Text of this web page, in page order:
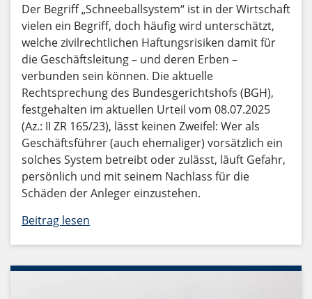
Der Begriff „Schneeballsystem“ ist in der Wirtschaft
vielen ein Begriff, doch häufig wird unterschätzt,
welche zivilrechtlichen Haftungsrisiken damit für
die Geschäftsleitung – und deren Erben –
verbunden sein können. Die aktuelle
Rechtsprechung des Bundesgerichtshofs (BGH),
festgehalten im aktuellen Urteil vom 08.07.2025
(Az.: II ZR 165/23), lässt keinen Zweifel: Wer als
Geschäftsführer (auch ehemaliger) vorsätzlich ein
solches System betreibt oder zulässt, läuft Gefahr,
persönlich und mit seinem Nachlass für die
Schäden der Anleger einzustehen.
Beitrag lesen